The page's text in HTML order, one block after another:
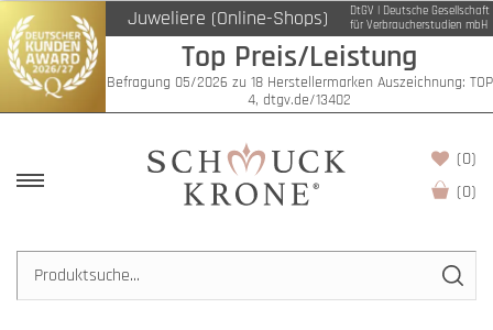
Juweliere (Online-Shops)
DtGV | Deutsche Gesellschaft
für Verbraucherstudien mbH
Top Preis/Leistung
Befragung 05/2026 zu 18 Herstellermarken Auszeichnung: TOP
4, dtgv.de/13402
(0)
(0)